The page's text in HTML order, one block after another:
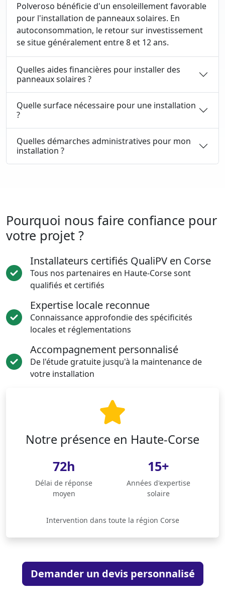
Polveroso bénéficie d'un ensoleillement favorable
pour l'installation de panneaux solaires. En
autoconsommation, le retour sur investissement
se situe généralement entre 8 et 12 ans.
Quelles aides financières pour installer des
panneaux solaires ?
Quelle surface nécessaire pour une installation
?
Quelles démarches administratives pour mon
installation ?
Pourquoi nous faire confiance pour
votre projet ?
Installateurs certifiés QualiPV en Corse
Tous nos partenaires en Haute-Corse sont
qualifiés et certifiés
Expertise locale reconnue
Connaissance approfondie des spécificités
locales et réglementations
Accompagnement personnalisé
De l'étude gratuite jusqu'à la maintenance de
votre installation
Notre présence en Haute-Corse
72h
Délai de réponse
moyen
15+
Années d'expertise
solaire
Intervention dans toute la région Corse
Demander un devis personnalisé